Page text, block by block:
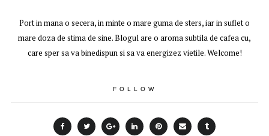
Port in mana o secera, in minte o mare guma de sters, iar in suflet o
mare doza de stima de sine. Blogul are o aroma subtila de cafea cu,
care sper sa va binedispun si sa va energizez vietile. Welcome!
FOLLOW